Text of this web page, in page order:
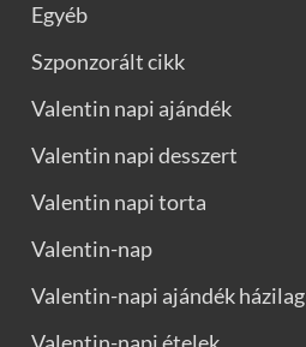
Egyéb
Szponzorált cikk
Valentin napi ajándék
Valentin napi desszert
Valentin napi torta
Valentin-nap
Valentin-napi ajándék házilag